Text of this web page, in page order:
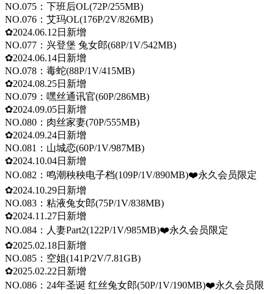
NO.075：下班后OL(72P/255MB)
NO.076：艾玛OL(176P/2V/826MB)
✿2024.06.12日新增
NO.077：兴登堡 兔女郎(68P/1V/542MB)
✿2024.06.14日新增
NO.078：毒蛇(88P/1V/415MB)
✿2024.08.25日新增
NO.079：嘿丝通讯官(60P/286MB)
✿2024.09.05日新增
NO.080：肉丝家妻(70P/555MB)
✿2024.09.24日新增
NO.081：山城恋(60P/1V/987MB)
✿2024.10.04日新增
NO.082：鸣潮秧秧电子档(109P/1V/890MB)❤️永久会员限定
✿2024.10.29日新增
NO.083：粘液兔女郎(75P/1V/838MB)
✿2024.11.27日新增
NO.084：人妻Part2(122P/1V/985MB)❤️永久会员限定
✿2025.02.18日新增
NO.085：空姐(141P/2V/7.81GB)
✿2025.02.22日新增
NO.086：24年圣诞 红丝兔女郎(50P/1V/190MB)❤️永久会员限